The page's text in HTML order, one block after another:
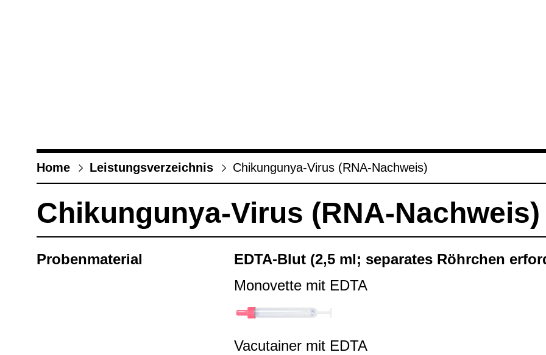
Home Leis­tungs­ver­zeich­nis Chi­kun­gunya-​Virus (RNA-​Nach­weis)
Chi­kun­gunya-​Virus (RNA-​Nach­weis)
Pro­ben­ma­te­rial
EDTA-​Blut (2,5 ml; sepa­ra­tes Röhr­chen
Mono­vette mit EDTA
Vacu­tai­ner mit EDTA